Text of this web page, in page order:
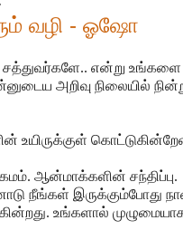
வழி - ஓஷோ
சத்துவர்களே.. என்று
அறிவு நிலையில்
உயிருக்குள்
ஆன்மாக்களின் சந்திப்பு.
நீங்கள் இருக்கும்போது நான்
உங்களால்